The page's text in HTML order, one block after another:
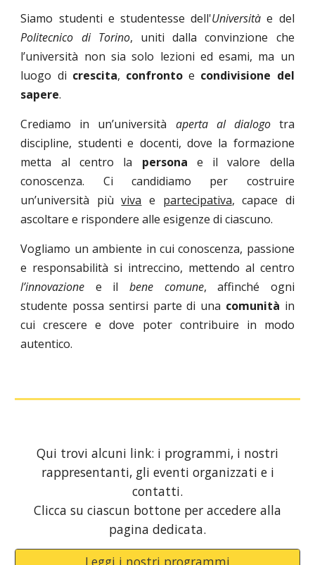
Siamo studenti e studentesse dell'Università e del
Politecnico di Torino, uniti dalla convinzione che
l’università non sia solo lezioni ed esami, ma un
luogo di crescita, confrontoe condivisione del
sapere.
Crediamo in un’università aperta al dialogotra
discipline, studenti e docenti, dove la formazione
metta al centro la persona e il valore della
conoscenza. Ci candidiamo per costruire
un’università piùviva e partecipativa, capace di
ascoltare e rispondere alle esigenze di ciascuno.
Vogliamo un ambiente in cui conoscenza, passione
e responsabilità si intreccino, mettendo al centro
l’innovazione e il bene comune, affinché ogni
studente possa sentirsi parte di una comunità in
cui crescere e dove poter contribuire in modo
autentico.
Qui trovi alcuni link: i programmi, i nostri
rappresentanti, gli eventi organizzati e i
contatti.
Clicca su ciascun bottone per accedere alla
pagina dedicata.
Leggi i nostri programmi